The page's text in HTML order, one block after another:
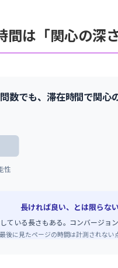
間は「関心の深
数でも、滞在時間で関心
性
長ければ良い、とは限らない
ている長さもある。コンバージョ
後に見たページの時間は計測されない